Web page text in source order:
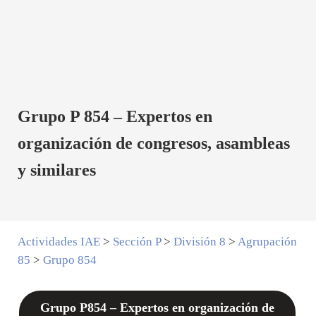
Grupo P 854 – Expertos en
organización de congresos, asambleas
y similares
Actividades IAE> Sección P> División 8 > Agrupación
85 > Grupo 854
Grupo P854 – Expertos en organización de